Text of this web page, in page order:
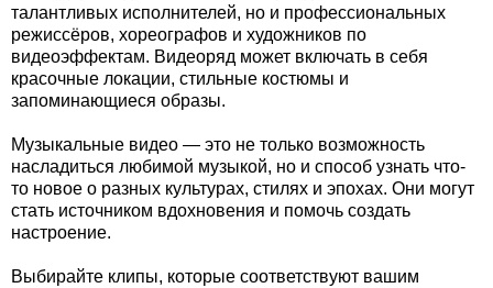
талантливых исполнителей, но и профессиональных
режиссёров, хореографов и художников по
видеоэффектам. Видеоряд может включать в себя
красочные локации, стильные костюмы и
запоминающиеся образы.
Музыкальные видео — это не только возможность
насладиться любимой музыкой, но и способ узнать что-
то новое о разных культурах, стилях и эпохах. Они могут
стать источником вдохновения и помочь создать
настроение.
Выбирайте клипы, которые соответствуют вашим